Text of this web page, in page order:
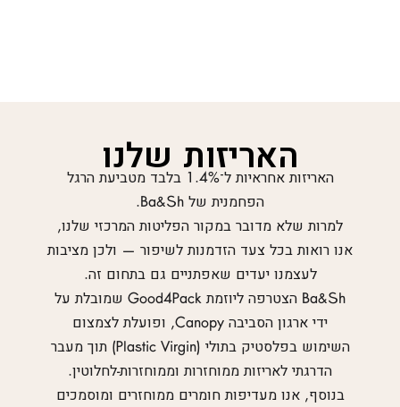
האריזות שלנו
האריזות אחראיות ל־1.4% בלבד מטביעת הרגל
הפחמנית של Ba&Sh.
למרות שלא מדובר במקור הפליטות המרכזי שלנו,
אנו רואות בכל צעד הזדמנות לשיפור — ולכן מציבות
לעצמנו יעדים שאפתניים גם בתחום זה.
Ba&Sh הצטרפה ליוזמת Good4Pack שמובלת על
ידי ארגון הסביבה Canopy, ופועלת לצמצום
השימוש בפלסטיק בתולי (Plastic Virgin) תוך מעבר
הדרגתי לאריזות ממוחזרות וממוחזרות-לחלוטין.
בנוסף, אנו מעדיפות חומרים ממוחזרים ומוסמכים